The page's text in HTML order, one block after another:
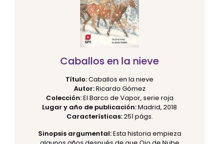
Caballos en la nieve
Título:Caballos en la nieve
Autor:Ricardo Gómez
Colección:El Barco de Vapor, serie roja
Lugar y año de publicación:Madrid, 2018
Características:251 págs.
Sinopsis argumental:Esta historia empieza